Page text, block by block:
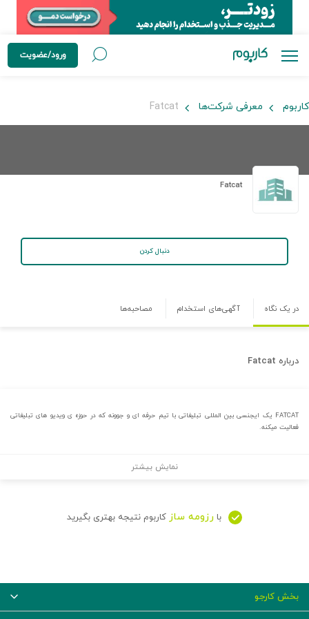
ورود/عضویت
کاربوم معرفی شرکت‌ها
Fatcat
دنبال کردن
در یک نگاه آگهی‌های استخدام مصاحبه‌ها
درباره Fatcat
FATCAT یک ایجنسی بین المللی تبلیغاتی با تیم حرفه ای و جوونه که در حوزه ی ویدیو های تبلیغاتی
فعالیت میکنه.
نمایش بیشتر
با رزومه ساز کاربوم نتیجه بهتری بگیرید
بخش کارجو